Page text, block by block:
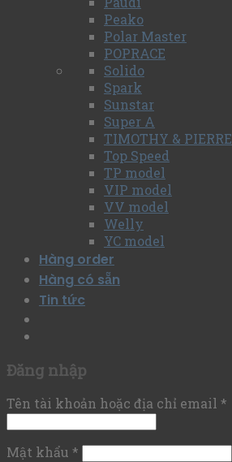
Peako
Polar Master
POPRACE
Solido
Spark
Sunstar
Super A
TIMOTHY & PIERRE
Top Speed
TP model
VIP model
VV model
Welly
YC model
Hàng order
Hàng có sẵn
Tin tức
Đăng nhập
Tên tài khoản hoặc địa chỉ email *
Mật khẩu *